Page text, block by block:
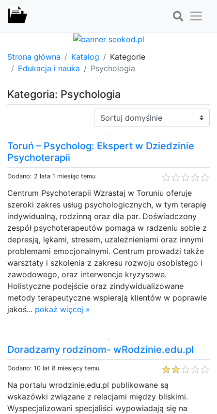
Strona główna Katalog
Kategorie
Edukacja i nauka
Psychologia
Kategoria: Psychologia
Sortuj:
Toruń – Psycholog: Ekspert w Dziedzinie
Psychoterapii
Dodano: 2 lata 1 miesiąc temu
Centrum Psychoterapii Wzrastaj w Toruniu oferuje
szeroki zakres usług psychologicznych, w tym terapię
indywidualną, rodzinną oraz dla par. Doświadczony
zespół psychoterapeutów pomaga w radzeniu sobie z
depresją, lękami, stresem, uzależnieniami oraz innymi
problemami emocjonalnymi. Centrum prowadzi także
warsztaty i szkolenia z zakresu rozwoju osobistego i
zawodowego, oraz interwencje kryzysowe.
Holistyczne podejście oraz zindywidualizowane
metody terapeutyczne wspierają klientów w poprawie
jakoś... pokaż więcej »
Doradzamy rodzinom- wRodzinie.edu.pl
Dodano: 10 lat 8 miesięcy temu
Na portalu wrodzinie.edu.pl publikowane są
wskazówki związane z relacjami między bliskimi.
Wyspecjalizowani specjaliści wypowiadają się na